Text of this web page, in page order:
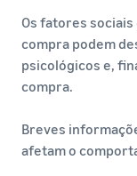
Os fatores
compra podem
psicológicos e,
compra.
Breves
afetam o